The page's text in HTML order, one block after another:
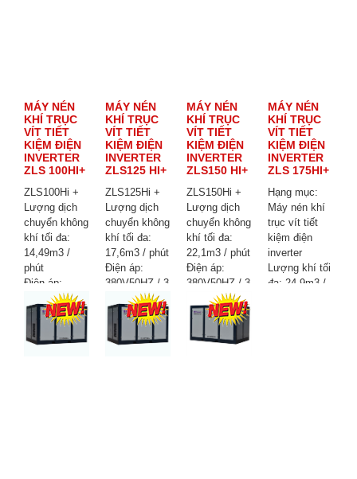
việc
MÁY NÉN
KHÍ TRỤC
VÍT TIẾT
KIỆM ĐIỆN
INVERTER
ZLS 100HI+
ZLS100Hi +
Lượng dịch
chuyển không
khí tối đa:
14,49m3 /
phút
Điện áp:
380V50HZ / 3
Công suất:
75KW /
MÁY NÉN
KHÍ TRỤC
VÍT TIẾT
KIỆM ĐIỆN
INVERTER
ZLS125 HI+
ZLS125Hi +
Lượng dịch
chuyển không
khí tối đa:
17,6m3 / phút
Điện áp:
380V50HZ / 3
Công suất:
90KW /
125HP
MÁY NÉN
KHÍ TRỤC
VÍT TIẾT
KIỆM ĐIỆN
INVERTER
ZLS150 HI+
ZLS150Hi +
Lượng dịch
chuyển không
khí tối đa:
22,1m3 / phút
Điện áp:
380V50HZ / 3
Công suất:
110KW /
150HP
MÁY NÉN
KHÍ TRỤC
VÍT TIẾT
KIỆM ĐIỆN
INVERTER
ZLS 175HI+
Hạng mục:
Máy nén khí
trục vít tiết
kiệm điện
inverter
Lượng khí tối
đa: 24,9m3 /